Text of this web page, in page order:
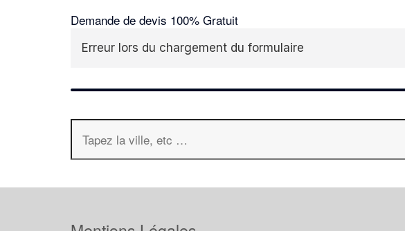
Demande de devis 100% Gratuit
Erreur lors du chargement du formulaire